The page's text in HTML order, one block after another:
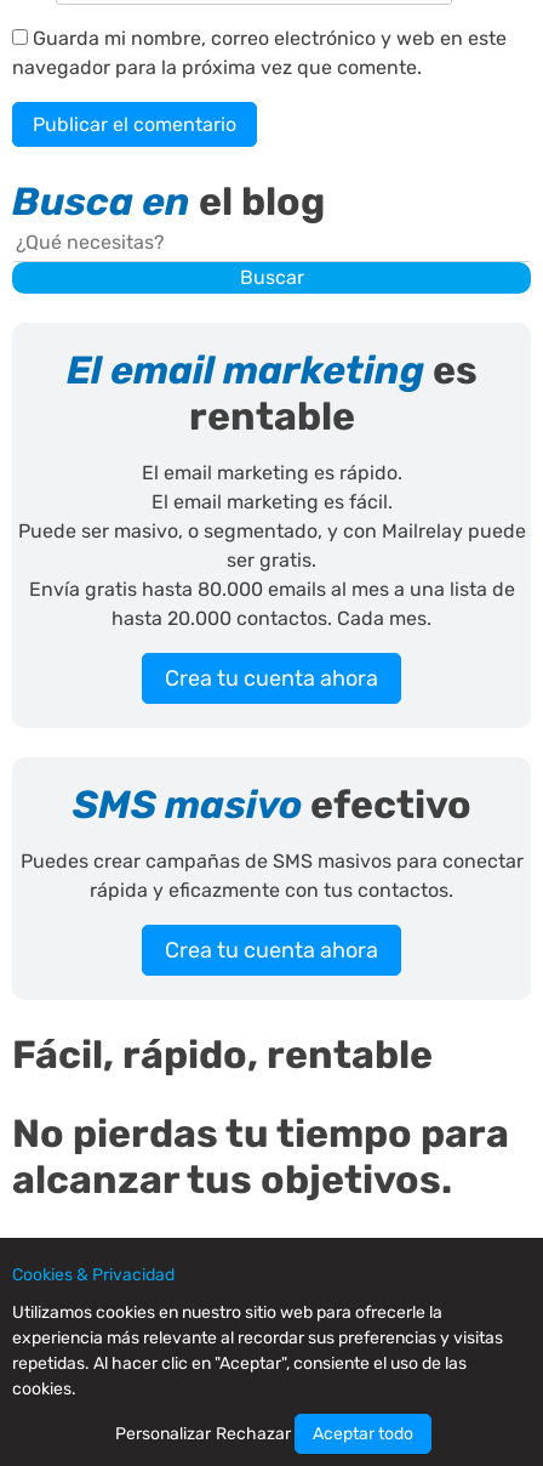
Guarda mi nombre, correo electrónico y web en este
navegador para la próxima vez que comente.
Busca en el blog
Buscar
Buscar
El email marketing es
rentable
El email marketing es rápido.
El email marketing es fácil.
Puede ser masivo, o segmentado, y con Mailrelay puede
ser gratis.
Envía gratis hasta 80.000 emails al mes a una lista de
hasta 20.000 contactos. Cada mes.
Crea tu cuenta ahora
SMS masivoefectivo
Puedes crear campañas de SMS masivos para conectar
rápida y eficazmente con tus contactos.
Crea tu cuenta ahora
Fácil, rápido, rentable
No pierdas tu tiempo para
alcanzar tus objetivos.
Utiliza el sencillo editor con IA integrada para preparar
tus emails, envíalos y analiza tus resultados.
Nuestro editor es un redactor experto de emails para tu
negocio.
Regístrate y pruebalo gratis. Gana tiempo y dinero.
Cookies & Privacidad
Utilizamos cookies en nuestro sitio web para ofrecerle la
experiencia más relevante al recordar sus preferencias y visitas
repetidas. Al hacer clic en "Aceptar", consiente el uso de las
cookies.
Personalizar Rechazar Aceptar todo